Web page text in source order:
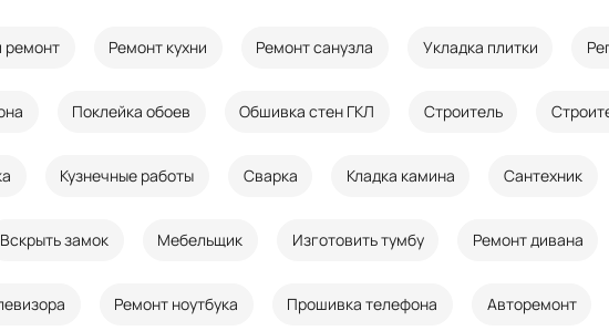
ремонт Ремонт кухни Ремонт санузла Укладка плитки
Поклейка обоев Обшивка стен ГКЛ Строитель
Кузнечные работы Сварка Кладка камина Сантехник
Вскрыть замок Мебельщик Изготовить тумбу Ремонт дивана
Ремонт ноутбука Прошивка телефона Авторемонт